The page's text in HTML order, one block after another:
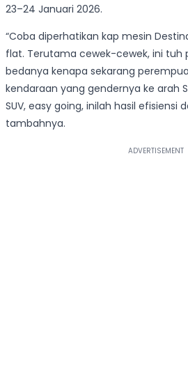
23–24 Januari 2026.
“Coba diperhatikan kap mesin
flat. Terutama cewek-cewek, ini tuh
bedanya kenapa sekarang
kendaraan yang gendernya ke arah
SUV, easy going, inilah hasil efisiensi
tambahnya.